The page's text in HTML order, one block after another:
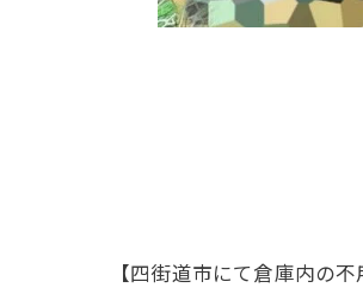
【四街道市にて倉庫内の